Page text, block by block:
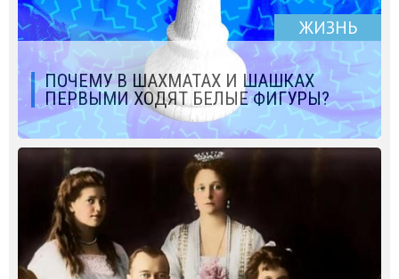
ЖИЗНЬ
ПОЧЕМУ В ШАХМАТАХ И ШАШКАХ
ПЕРВЫМИ ХОДЯТ БЕЛЫЕ ФИГУРЫ?